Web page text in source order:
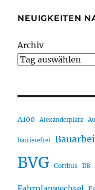
NEUIGKEITEN
Archiv
A100 Alexanderplatz
barrierefrei
BVG Cottbus DB